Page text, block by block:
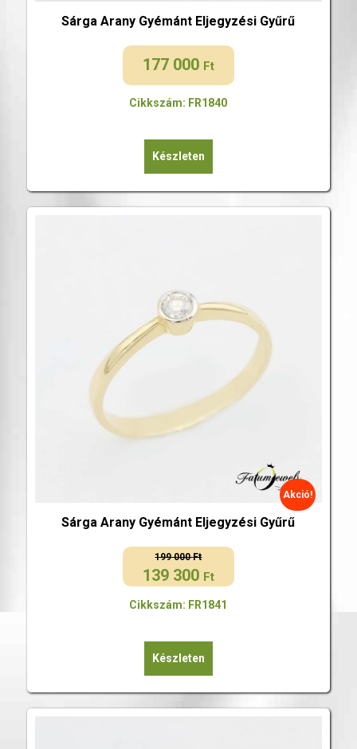
Sárga Arany Gyémánt Eljegyzési Gyűrű
177 000 Ft
Cikkszám: FR1840
Készleten
Sárga Arany Gyémánt Eljegyzési Gyűrű
199 000Ft
Original
was:
000 Ft.
139 300 Ft
Current
is:
300 Ft.
Akció!
Cikkszám: FR1841
Készleten